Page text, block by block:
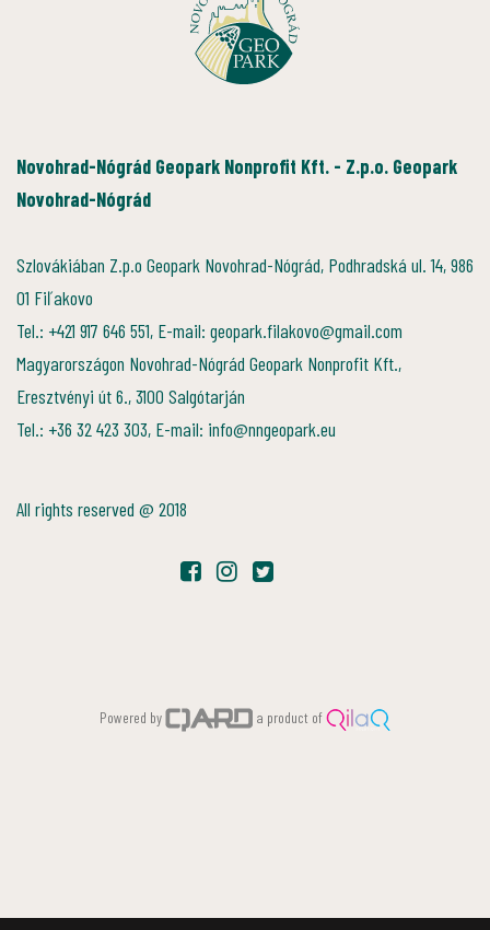
Novohrad-Nógrád Geopark Nonprofit Kft. - Z.p.o. Geopark
Novohrad-Nógrád
Szlovákiában Z.p.o Geopark Novohrad-Nógrád, Podhradská ul. 14, 986
01 Fiľakovo
Tel.: +421 917 646 551, E-mail: geopark.filakovo@gmail.com
Magyarországon Novohrad-Nógrád Geopark Nonprofit Kft.,
Eresztvényi út 6., 3100 Salgótarján
Tel.: +36 32 423 303, E-mail: info@nngeopark.eu
All rights reserved @ 2018
Powered by a product of